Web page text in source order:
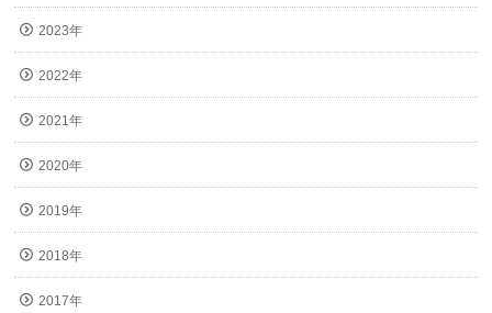
2023年
2022年
2021年
2020年
2019年
2018年
2017年